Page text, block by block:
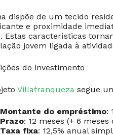
dispõe de um tecido
e proximidade
Estas características
jovem ligada à
do investimento
Villafranqueza segue
Montante do empréstimo:
Prazo: 12 meses (+ 6
Taxa fixa: 12,5% anual